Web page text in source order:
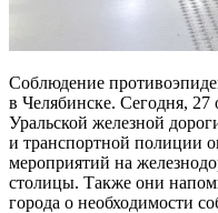
Соблюдение
в Челябинске. Сегодня,
Уральской железной
и транспортной полиции
мероприятий на
столицы. Также они
города о необходимости